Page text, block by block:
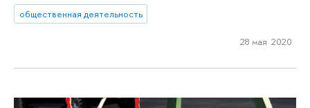
общественная деятельность
28 мая 2020